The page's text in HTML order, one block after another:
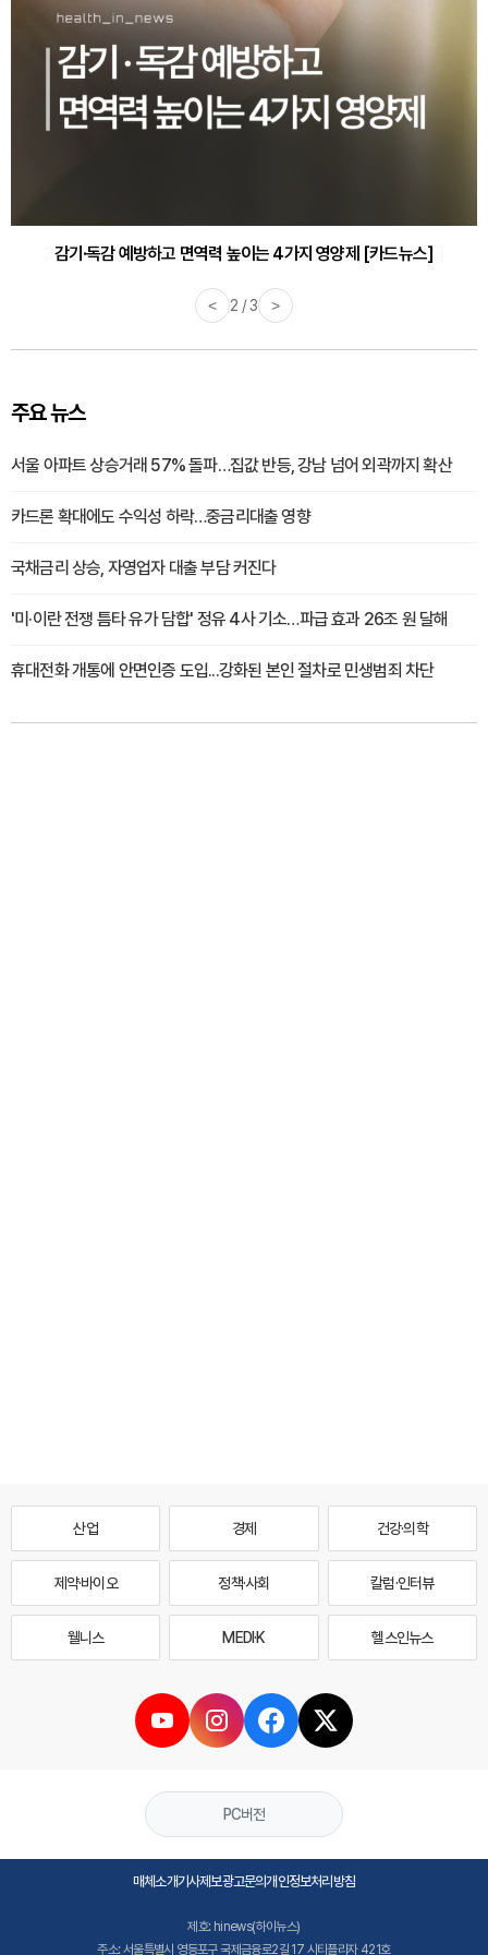
감기·독감 예방하고 면역력 높이는 4가지 영양제 [카드뉴스]
< 3 / 3 >
주요 뉴스
서울 아파트 상승거래 57% 돌파…집값 반등, 강남 넘어 외곽까지 확산
카드론 확대에도 수익성 하락…중금리대출 영향
국채금리 상승, 자영업자 대출 부담 커진다
'미·이란 전쟁 틈타 유가 담합' 정유 4사 기소…파급 효과 26조 원 달해
휴대전화 개통에 안면인증 도입...강화된 본인 절차로 민생범죄 차단
산업 경제 건강·의학
제약·바이오 정책·사회 칼럼·인터뷰
웰니스 MEDI·K 헬스인뉴스
PC버전
매체소개기사제보광고문의개인정보처리방침
제호: hinews(하이뉴스)
주소: 서울특별시 영등포구 국제금융로2길 17 시티플라자 421호